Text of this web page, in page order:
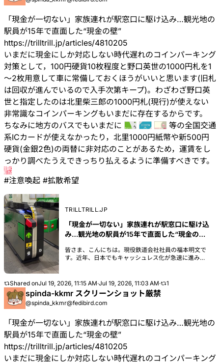
「現金が一切ない」家族連れが駅窓口に駆け込み…観光地の
駅員が15年で直面した“現金の壁”
https://trilltrill.jp/articles/4810205
いまだに現金にしか対応しない時代遅れのコインパーキング
対策として，100円硬貨10枚程度と野口英世の1000円札を1
～2枚用意して車に常備しておくほうがいいと思います(旧札
は回収が進んでいるので入手次第キープ)。わざわざ野口英
世と指定したのは北里柴三郎の1000円札(現行)が使えない
非常識なコインパーキングもいまだに存在するからです。
ちなみに地方のバスでもいまだに
等の全国交通
系ICカードが使えなかったり，北里1000円紙幣や新500円
硬貨(金銀2色)の両替に非対応のことがあるため，運賃をし
っかり調べたうえできっちり払えるように準備すべきです。
#注意喚起 #拡散希望
TRILLTRILL.JP
「現金が一切ない」家族連れが駅窓口に駆け込
み…観光地の駅員が15年で直面した“現金の壁”
皆さま、こんにちは。現役鉄道会社社員の福本明文で
す。近年、日本でもキャッシュレス化が急速に進み、
都心を離れたり、特定の施設を利用したりすると、ま
だまだ現金のみということも少なくないのが日本の現
状です。今回は、筆者が駅の現場で実際に直面し、頭
を抱えたエピソードをもとに、キャッシュレス化の過
す。
Shared onJul 19, 2026, 11:15 AM·Jul 19, 2026, 11:03 AM· 1
spinda-kkmr スクリーンショット厳禁
@spinda_kkmr@fedibird.com
「現金が一切ない」家族連れが駅窓口に駆け込み…観光地の
駅員が15年で直面した“現金の壁”
https://trilltrill.jp/articles/4810205
いまだに現金にしか対応しない時代遅れのコインパーキング